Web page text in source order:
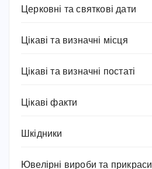
Церковні та святкові дати
Цікаві та визначні місця
Цікаві та визначні постаті
Цікаві факти
Шкідники
Ювелірні вироби та прикраси